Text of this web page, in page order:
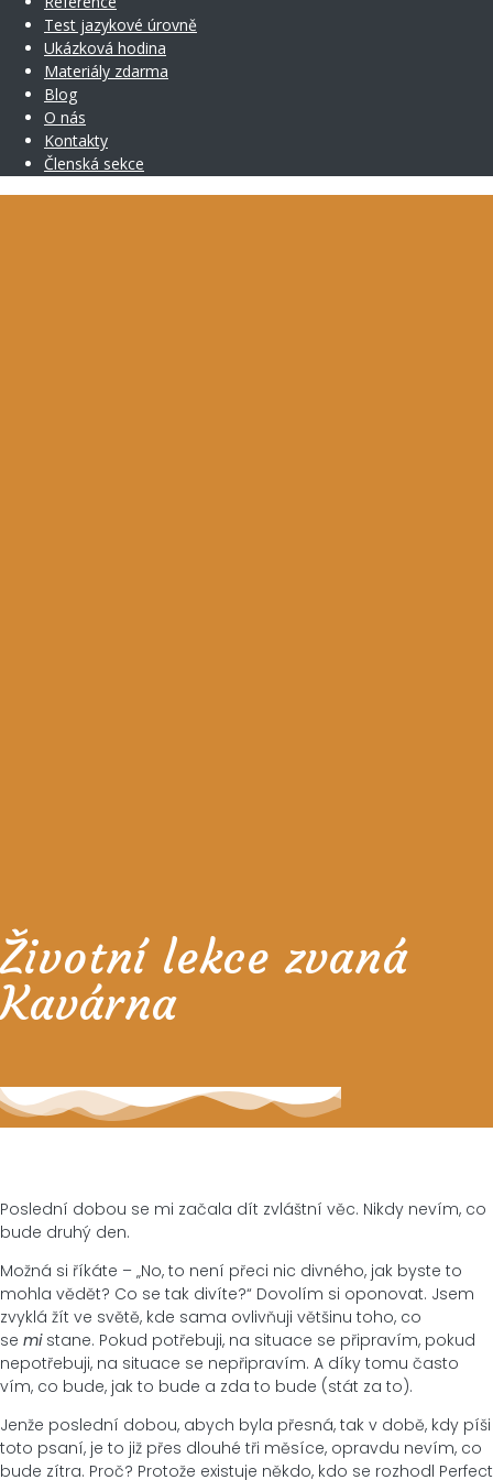
Test jazykové úrovně
Ukázková hodina
Materiály zdarma
Blog
O nás
Kontakty
Členská sekce
Životní lekce zvaná
Kavárna
Poslední dobou se mi začala dít zvláštní věc. Nikdy nevím, co
bude druhý den.
Možná si říkáte – „No, to není přeci nic divného, jak byste to
mohla vědět? Co se tak divíte?“ Dovolím si oponovat. Jsem
zvyklá žít ve světě, kde sama ovlivňuji většinu toho, co
se mistane. Pokud potřebuji, na situace se připravím, pokud
nepotřebuji, na situace se nepřipravím. A díky tomu často
vím, co bude, jak to bude a zda to bude (stát za to).
Jenže poslední dobou, abych byla přesná, tak v době, kdy píši
toto psaní, je to již přes dlouhé tři měsíce, opravdu nevím, co
bude zítra. Proč? Protože existuje někdo, kdo se rozhodl Perfect